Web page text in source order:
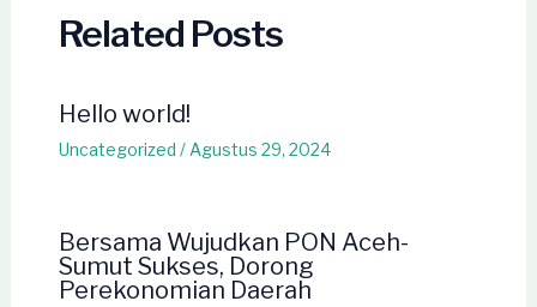
Related Posts
Hello world!
Uncategorized /Agustus 29, 2024
Bersama Wujudkan PON Aceh-
Sumut Sukses, Dorong
Perekonomian Daerah